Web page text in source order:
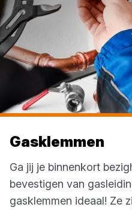
Gasklemmen
Ga jij je binnenkort
bevestigen van
gasklemmen ideaal! Ze